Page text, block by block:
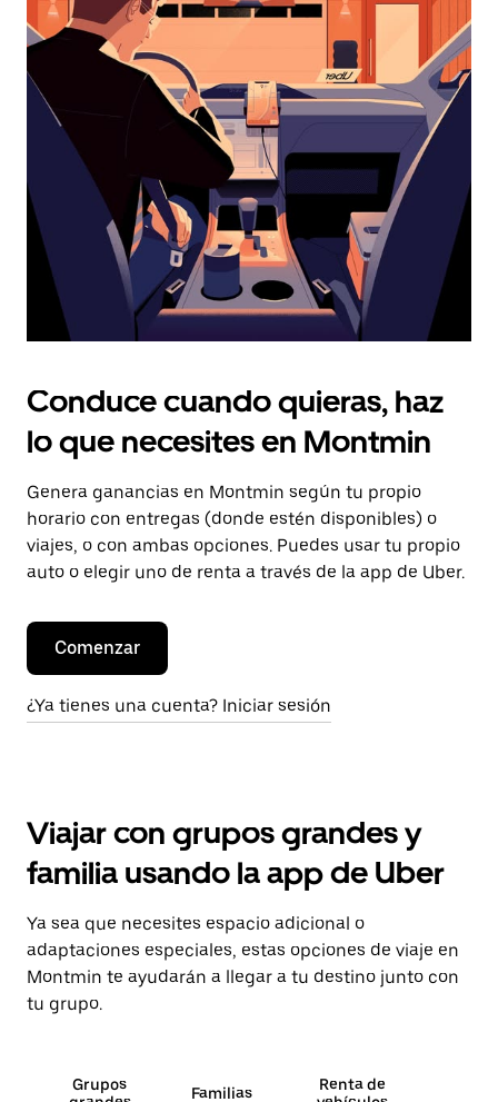
selecciona
una
fecha.
Presiona
la
tecla Esc
para
calendario.
Conduce cuando quieras, haz
lo que necesites en Montmin
Genera ganancias en Montmin según tu propio
horario con entregas (donde estén disponibles) o
viajes, o con ambas opciones. Puedes usar tu propio
auto o elegir uno de renta a través de la app de Uber.
Comenzar
¿Ya tienes una cuenta? Iniciar sesión
Viajar con grupos grandes y
familia usando la app de Uber
Ya sea que necesites espacio adicional o
adaptaciones especiales, estas opciones de viaje en
Montmin te ayudarán a llegar a tu destino junto con
tu grupo.
Grupos
Familias
Renta de